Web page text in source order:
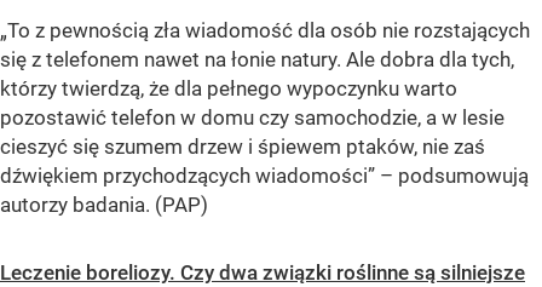
„To z pewnością zła wiadomość dla osób nie rozstających
się z telefonem nawet na łonie natury. Ale dobra dla tych,
którzy twierdzą, że dla pełnego wypoczynku warto
pozostawić telefon w domu czy samochodzie, a w lesie
cieszyć się szumem drzew i śpiewem ptaków, nie zaś
dźwiękiem przychodzących wiadomości” – podsumowują
autorzy badania. (PAP)
Leczenie boreliozy. Czy dwa związki roślinne są silniejsze